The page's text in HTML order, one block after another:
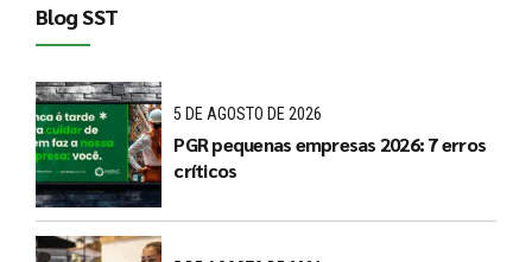
Blog SST
5 DE AGOSTO DE 2026
PGR pequenas empresas 2026: 7 erros
críticos